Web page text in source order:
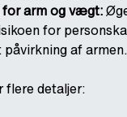
arm og vægt:
for
af armen.
flere detaljer: